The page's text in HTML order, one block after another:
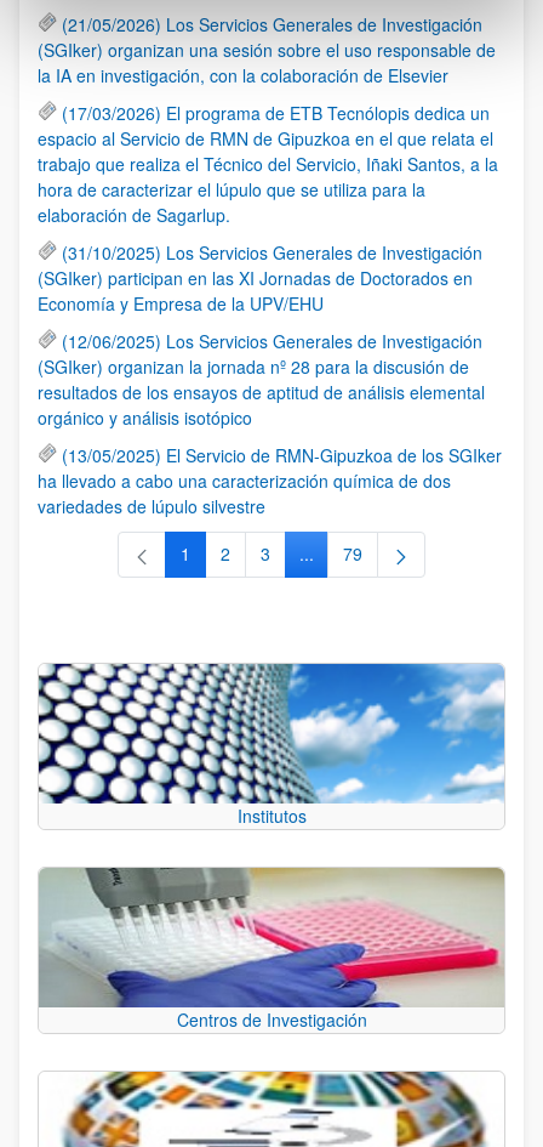
(21/05/2026) Los Servicios Generales de Investigación
(SGIker) organizan una sesión sobre el uso responsable de
la IA en investigación, con la colaboración de Elsevier
(17/03/2026) El programa de ETB Tecnólopis dedica un
espacio al Servicio de RMN de Gipuzkoa en el que relata el
trabajo que realiza el Técnico del Servicio, Iñaki Santos, a la
hora de caracterizar el lúpulo que se utiliza para la
elaboración de Sagarlup.
(31/10/2025) Los Servicios Generales de Investigación
(SGIker) participan en las XI Jornadas de Doctorados en
Economía y Empresa de la UPV/EHU
(12/06/2025) Los Servicios Generales de Investigación
(SGIker) organizan la jornada nº 28 para la discusión de
resultados de los ensayos de aptitud de análisis elemental
orgánico y análisis isotópico
(13/05/2025) El Servicio de RMN-Gipuzkoa de los SGIker
ha llevado a cabo una caracterización química de dos
variedades de lúpulo silvestre
Página
1 Página
2 Página
3 ...Páginas intermedias Use TAB
Página
79
Institutos
Centros de Investigación